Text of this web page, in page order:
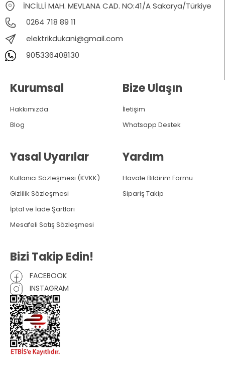
İNCİLLİ MAH. MEVLANA CAD. NO:41/A Sakarya/Türkiye
0264 718 89 11
elektrikdukani@gmail.com
905336408130
Kurumsal
Hakkımızda
Blog
Yasal Uyarılar
Kullanıcı Sözleşmesi (KVKK)
Gizlilik Sözleşmesi
İptal ve İade Şartları
Mesafeli Satış Sözleşmesi
Bize Ulaşın
İletişim
Whatsapp Destek
Yardım
Havale Bildirim Formu
Sipariş Takip
Bizi Takip Edin!
FACEBOOK
INSTAGRAM